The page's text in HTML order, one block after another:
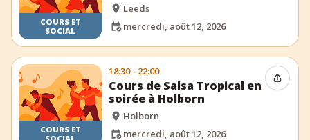
COURS ET
SOCIAL
Leeds
mercredi, août 12, 2026
COURS ET
18:30 - 22:00
Cours de Salsa Tropical en
soirée à Holborn
Holborn
mercredi, août 12, 2026